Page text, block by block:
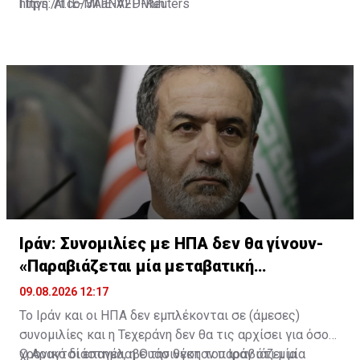
https://t.co/3AaNV2DMuh
Πηγή: ΑΠΕ-ΜΠΕ-AFP-Reuters
Ιράν: Συνομιλίες με ΗΠΑ δεν θα γίνουν-
«Παραβιάζεται μία μεταβατική
συμφωνία»
09.08.2026 12:17
Το Ιράν και οι ΗΠΑ δεν εμπλέκονται σε (άμεσες)
συνομιλίες και η Τεχεράνη δεν θα τις αρχίσει για όσο
χρονικό διάστημα, η Ουάσινγκτον παραβιάζει μία
Ο Αραγτσί επανέλαβε την θέση του Ιράν ότι μία